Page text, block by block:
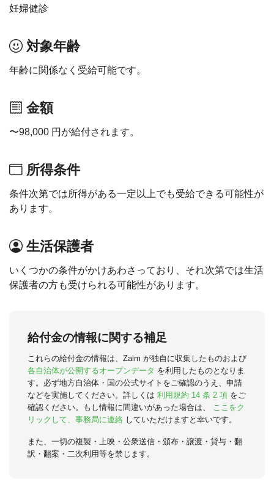
妊婦健診
対象年齢
年齢に関係なく受給可能です。
金額
〜98,000 円が給付されます。
所得条件
条件次第では所得がある一定以上でも受給できる可能性が
あります。
生活保護者
いくつかの条件がかけあわさっており、それ次第では生活
保護者の方も受けられる可能性があります。
給付金の情報に関する補足
これらの給付金の情報は、Zaim が独自に収集したものおよび
各自治体が公開するオープンデータ を利用したものとなりま
す。必ず地方自治体・国の公式サイトをご確認のうえ、申請
などを実施してください。詳しくは 利用規約 14 条 2 項 をご
確認ください。もし情報に間違いがあった場合は、
ここをク
リックして、事務局に連絡 していただけますと幸いです。
また、一切の複製・上映・公衆送信・頒布・譲渡・貸与・翻
訳・翻案・二次利用等を禁じます。